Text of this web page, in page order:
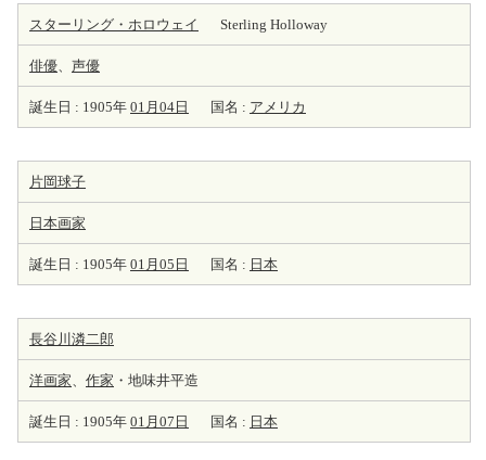
スターリング・ホロウェイ Sterling Holloway
俳優、 声優
誕生日 : 1905年 01月04日 国名 : アメリカ
片岡球子
日本画家
誕生日 : 1905年 01月05日 国名 : 日本
長谷川潾二郎
洋画家、 作家 ・地味井平造
誕生日 : 1905年 01月07日 国名 : 日本